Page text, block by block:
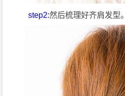
step2:然后梳理好齐肩发型。